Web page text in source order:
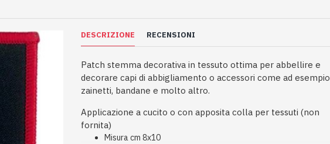
DESCRIZIONE RECENSIONI
Patch stemma decorativa in tessuto ottima per abbellire e
decorare capi di abbigliamento o accessori come ad esempio
zainetti, bandane e molto altro.
Applicazione a cucito o con apposita colla per tessuti (non
fornita)
Misura cm 8x10